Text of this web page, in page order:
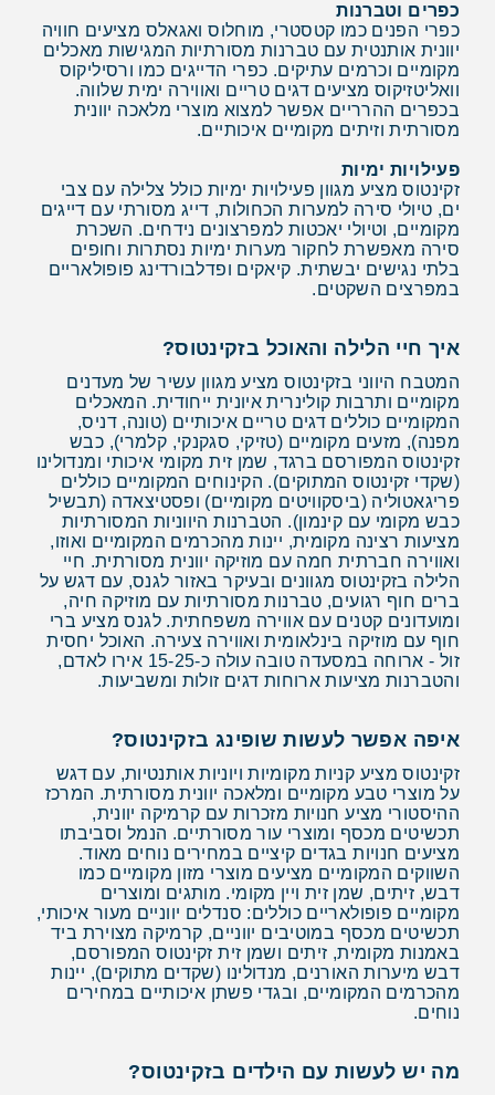
כפרים וטברנות
כפרי הפנים כמו קטסטרי, מוחלוס ואגאלס מציעים חוויה
יוונית אותנטית עם טברנות מסורתיות המגישות מאכלים
מקומיים וכרמים עתיקים. כפרי הדייגים כמו ורסיליקוס
וואליטזיקוס מציעים דגים טריים ואווירה ימית שלווה.
בכפרים ההרריים אפשר למצוא מוצרי מלאכה יוונית
מסורתית וזיתים מקומיים איכותיים.
פעילויות ימיות
זקינטוס מציע מגוון פעילויות ימיות כולל צלילה עם צבי
ים, טיולי סירה למערות הכחולות, דייג מסורתי עם דייגים
מקומיים, וטיולי יאכטות למפרצונים נידחים. השכרת
סירה מאפשרת לחקור מערות ימיות נסתרות וחופים
בלתי נגישים יבשתית. קיאקים ופדלבורדינג פופולאריים
במפרצים השקטים.
איך חיי הלילה והאוכל בזקינטוס?
המטבח היווני בזקינטוס מציע מגוון עשיר של מעדנים
מקומיים ותרבות קולינרית איונית ייחודית. המאכלים
המקומיים כוללים דגים טריים איכותיים (טונה, דניס,
מפנה), מזעים מקומיים (טזיקי, סגקנקי, קלמרי), כבש
זקינטוס המפורסם ברגד, שמן זית מקומי איכותי ומנדולינו
(שקדי זקינטוס המתוקים). הקינוחים המקומיים כוללים
פריגאטוליה (ביסקוויטים מקומיים) ופסטיצאדה (תבשיל
כבש מקומי עם קינמון). הטברנות היווניות המסורתיות
מציעות רצינה מקומית, יינות מהכרמים המקומיים ואוזו,
ואווירה חברתית חמה עם מוזיקה יוונית מסורתית. חיי
הלילה בזקינטוס מגוונים ובעיקר באזור לגנס, עם דגש על
ברים חוף רגועים, טברנות מסורתיות עם מוזיקה חיה,
ומועדונים קטנים עם אווירה משפחתית. לגנס מציע ברי
חוף עם מוזיקה בינלאומית ואווירה צעירה. האוכל יחסית
זול - ארוחה במסעדה טובה עולה כ-15-25 אירו לאדם,
והטברנות מציעות ארוחות דגים זולות ומשביעות.
איפה אפשר לעשות שופינג בזקינטוס?
זקינטוס מציע קניות מקומיות ויוניות אותנטיות, עם דגש
על מוצרי טבע מקומיים ומלאכה יוונית מסורתית. המרכז
ההיסטורי מציע חנויות מזכרות עם קרמיקה יוונית,
תכשיטים מכסף ומוצרי עור מסורתיים. הנמל וסביבתו
מציעים חנויות בגדים קיציים במחירים נוחים מאוד.
השווקים המקומיים מציעים מוצרי מזון מקומיים כמו
דבש, זיתים, שמן זית ויין מקומי. מותגים ומוצרים
מקומיים פופולאריים כוללים: סנדלים יווניים מעור איכותי,
תכשיטים מכסף במוטיבים יווניים, קרמיקה מצוירת ביד
באמנות מקומית, זיתים ושמן זית זקינטוס המפורסם,
דבש מיערות האורנים, מנדולינו (שקדים מתוקים), יינות
מהכרמים המקומיים, ובגדי פשתן איכותיים במחירים
נוחים.
מה יש לעשות עם הילדים בזקינטוס?